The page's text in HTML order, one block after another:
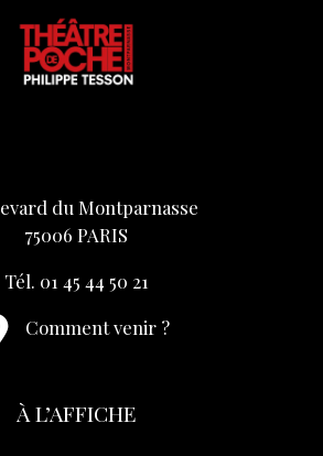
du Montparnasse
75006 PARIS
Tél. 01 45 44 50 21
Comment venir ?
À L’AFFICHE